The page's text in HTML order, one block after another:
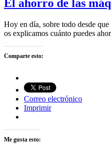
El ahorro de las
Hoy en día, sobre todo desde
os explicamos cuánto puedes
Comparte esto:
Correo electrónico
Imprimir
Me gusta esto: